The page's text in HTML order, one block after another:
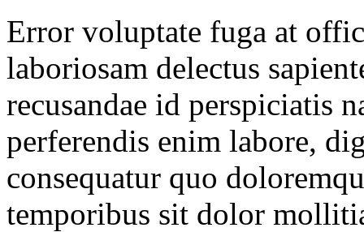
Error voluptate fuga at
laboriosam delectus
recusandae id perspiciatis
perferendis enim labore,
consequatur quo
temporibus sit dolor